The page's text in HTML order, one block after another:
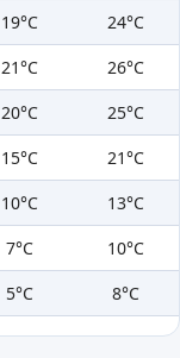
19°C
24°C
21°C
26°C
20°C
25°C
15°C
21°C
10°C
13°C
7°C
10°C
5°C 8°C